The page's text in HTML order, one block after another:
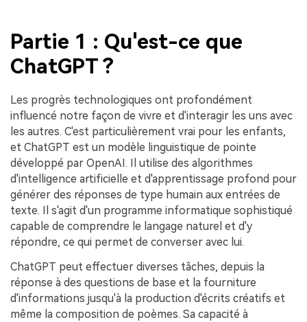
Partie 1 : Qu'est-ce que
ChatGPT ?
Les progrès technologiques ont profondément
influencé notre façon de vivre et d'interagir les uns avec
les autres. C'est particulièrement vrai pour les enfants,
et ChatGPT est un modèle linguistique de pointe
développé par OpenAI. Il utilise des algorithmes
d'intelligence artificielle et d'apprentissage profond pour
générer des réponses de type humain aux entrées de
texte. Il s'agit d'un programme informatique sophistiqué
capable de comprendre le langage naturel et d'y
répondre, ce qui permet de converser avec lui.
ChatGPT peut effectuer diverses tâches, depuis la
réponse à des questions de base et la fourniture
d'informations jusqu'à la production d'écrits créatifs et
même la composition de poèmes. Sa capacité à